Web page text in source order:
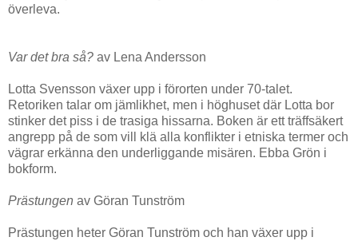
överleva.
Var det bra så? av Lena Andersson
Lotta Svensson växer upp i förorten under 70-talet.
Retoriken talar om jämlikhet, men i höghuset där Lotta bor
stinker det piss i de trasiga hissarna. Boken är ett träffsäkert
angrepp på de som vill klä alla konflikter i etniska termer och
vägrar erkänna den underliggande misären. Ebba Grön i
bokform.
Prästungen av Göran Tunström
Prästungen heter Göran Tunström och han växer upp i